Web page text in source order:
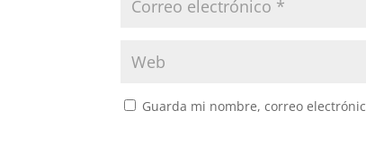
Guarda mi nombre, correo